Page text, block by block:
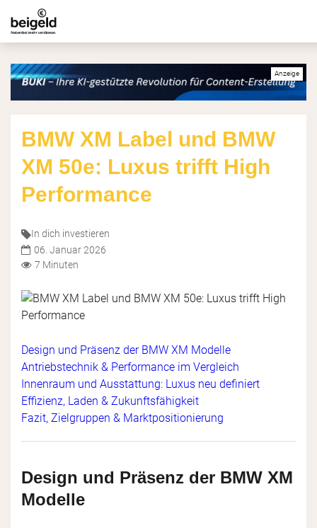
BMW XM Label und BMW
XM 50e: Luxus trifft High
Performance
In dich investieren
06. Januar 2026
7 Minuten
Design und Präsenz der BMW XM Modelle
Antriebstechnik & Performance im Vergleich
Innenraum und Ausstattung: Luxus neu definiert
Effizienz, Laden & Zukunftsfähigkeit
Fazit, Zielgruppen & Marktpositionierung
Design und Präsenz der BMW XM
Modelle